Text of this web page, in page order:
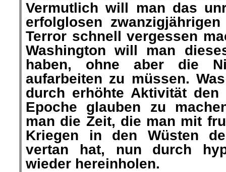
Vermutlich will man das
erfolglosen
Terror schnell vergessen
Washington will man
haben, ohne aber die
aufarbeiten zu müssen.
durch erhöhte Aktivität
Epoche glauben zu
man die Zeit, die man mit
Kriegen in den Wüsten
vertan hat, nun durch
wieder hereinholen.